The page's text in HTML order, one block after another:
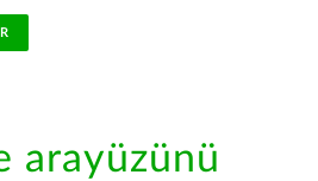
arayüzünü